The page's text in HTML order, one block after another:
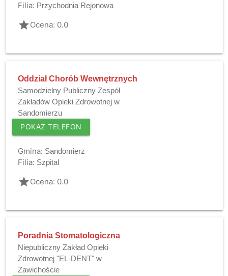
Filia: Przychodnia Rejonowa
gradeOcena: 0.0
Oddział Chorób Wewnętrznych
Samodzielny Publiczny Zespół
Zakładów Opieki Zdrowotnej w
Sandomierzu
POKAŻ TELEFON
Gmina: Sandomierz
Filia: Szpital
gradeOcena: 0.0
Poradnia Stomatologiczna
Niepubliczny Zakład Opieki
Zdrowotnej "EL-DENT" w
Zawichoście